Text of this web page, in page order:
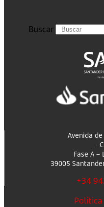
Buscar
Avenida
-
Fase A –
39005
+34